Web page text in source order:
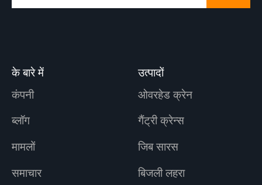
के बारे में
कंपनी
ब्लॉग
मामलों
समाचार
उत्पादों
ओवरहेड क्रेन
गैंट्री क्रेन्स
जिब सारस
बिजली लहरा